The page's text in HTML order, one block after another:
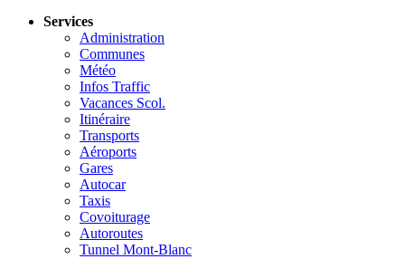
Services
Administration
Communes
Météo
Infos Traffic
Vacances Scol.
Itinéraire
Transports
Aéroports
Gares
Autocar
Taxis
Covoiturage
Autoroutes
Tunnel Mont-Blanc